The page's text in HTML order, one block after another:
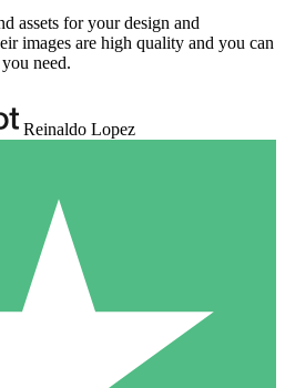
assets for your design and
images are high quality and you can
need.
Reinaldo Lopez